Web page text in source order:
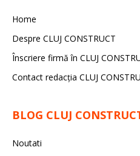
Home
Despre CLUJ CONSTRUCT
Înscriere firmă în CLUJ
Contact redacția CLUJ
BLOG CLUJ
Noutati